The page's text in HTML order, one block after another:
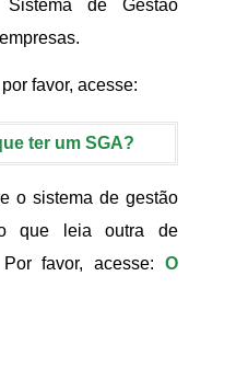
de Gestão
favor, acesse:
ter um SGA?
o sistema de gestão
que leia outra de
favor, acesse: O